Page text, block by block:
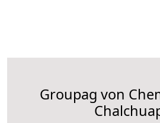
Groupag von